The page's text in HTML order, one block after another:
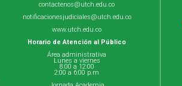
contactenos@utch.edu.co
notificacionesjudiciales@utch.edu.co
www.utch.edu.co
Horario de Atención al Público
Área administrativa
Lunes a viernes
8:00 a 12:00
2:00 a 6:00 p.m